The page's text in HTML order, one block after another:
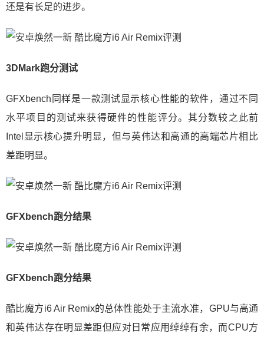
还是有长足的进步。
3DMark跑分测试
GFXbench同样是一款测试显示核心性能的软件，通过不同
水平项目的测试来获得硬件的性能评分。其分数较之此前
Intel显示核心提升明显，但与英伟达和高通的高端芯片相比
差距明显。
GFXbench跑分结果
GFXbench跑分结果
酷比魔方i6 Air Remix的总体性能处于主流水准，GPU与高通
和英伟达存在明显差距但应对日常应用绰绰有余，而CPU方